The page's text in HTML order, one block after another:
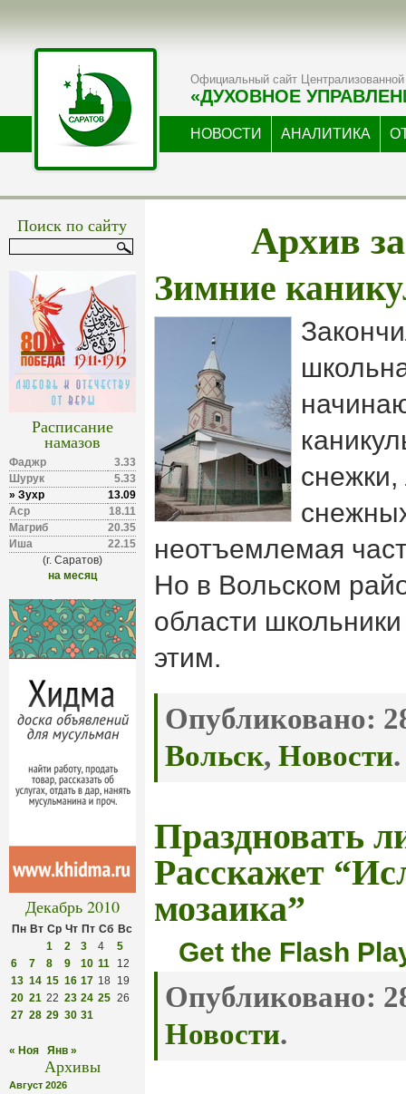
Официальный сайт Централизованной
«ДУХОВНОЕ
НОВОСТИ АНАЛИТИКА
Поиск по сайту
Расписание
намазов
Фаджр
3.33
Шурук
5.33
» Зухр
13.09
Аср
18.11
Магриб
20.35
Иша
22.15
(г. Саратов)
на месяц
Декабрь 2010
Пн Вт Ср Чт Пт Сб Вс
1
2 3 4
5
6
7 8 9 10 11
12
13 14 15 16 17 18
19
20 21 22 23 24 25 26
27 28 29 30 31
« Ноя Янв »
Архивы
Август 2026
Архив
Зимние
неотъемлемая
Но в Вольском
области
этим.
Опубликовано:
Вольск, Новости.
Праздновать
Расскажет
мозаика”
Get the Flash
Опубликовано:
Новости.